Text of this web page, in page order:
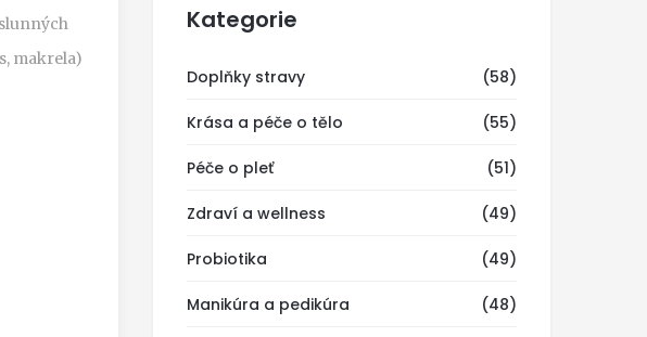
makrela)
Kategorie
Doplňky stravy (58)
Krása a péče o tělo (55)
Péče o pleť (51)
Zdraví a wellness (49)
Probiotika (49)
Manikúra a pedikúra (48)